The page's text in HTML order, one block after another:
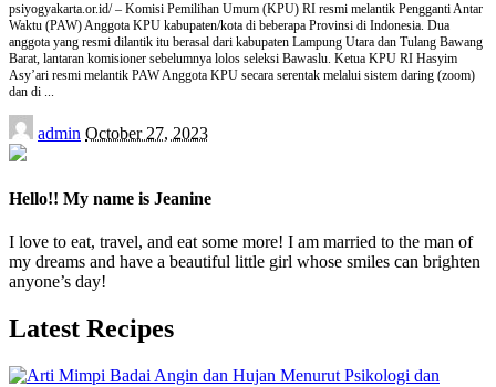
psiyogyakarta.or.id/ – Komisi Pemilihan Umum (KPU) RI resmi melantik Pengganti Antar
Waktu (PAW) Anggota KPU kabupaten/kota di beberapa Provinsi di Indonesia. Dua
anggota yang resmi dilantik itu berasal dari kabupaten Lampung Utara dan Tulang Bawang
Barat, lantaran komisioner sebelumnya lolos seleksi Bawaslu. Ketua KPU RI Hasyim
Asy’ari resmi melantik PAW Anggota KPU secara serentak melalui sistem daring (zoom)
dan di ...
Posted
by
admin October 27, 2023
Hello!! My name is Jeanine
I love to eat, travel, and eat some more! I am married to the man of
my dreams and have a beautiful little girl whose smiles can brighten
anyone’s day!
Latest Recipes